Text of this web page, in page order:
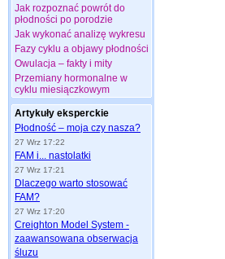
Jak rozpoznać powrót do
płodności po porodzie
Jak wykonać analizę wykresu
Fazy cyklu a objawy płodności
Owulacja – fakty i mity
Przemiany hormonalne w
cyklu miesiączkowym
Artykuły eksperckie
Płodność – moja czy nasza?
27 Wrz 17:22
FAM i... nastolatki
27 Wrz 17:21
Dlaczego warto stosować
FAM?
27 Wrz 17:20
Creighton Model System -
zaawansowana obserwacja
śluzu